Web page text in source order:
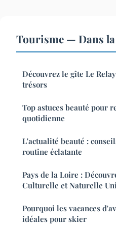
Tourisme — Dans
Découvrez le gîte Le
trésors
Top astuces beauté pour
quotidienne
L'actualité beauté :
routine éclatante
Pays de la Loire :
Culturelle et Naturelle
Pourquoi les vacances
idéales pour skier